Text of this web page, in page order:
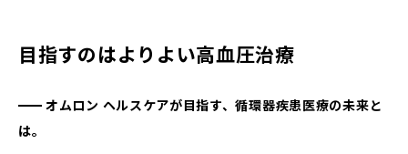
目指すのはよりよい高血圧治療
オムロン ヘルスケアが目指す、循環器疾患医療の未来と
は。